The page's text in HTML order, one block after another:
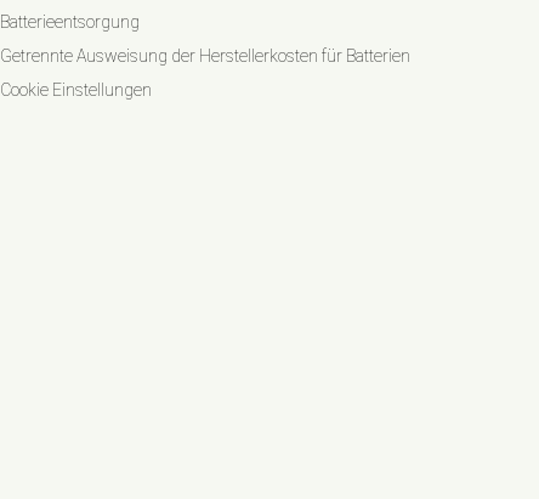
Batterieentsorgung
Getrennte Ausweisung der Herstellerkosten für Batterien
Cookie Einstellungen